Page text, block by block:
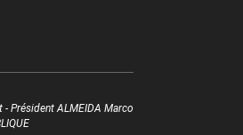
- Président ALMEIDA Marco